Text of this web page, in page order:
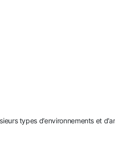
types d’environnements et